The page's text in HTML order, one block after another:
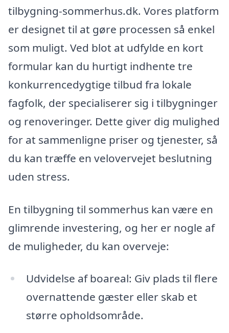
tilbygning-sommerhus.dk. Vores platform
er designet til at gøre processen så enkel
som muligt. Ved blot at udfylde en kort
formular kan du hurtigt indhente tre
konkurrencedygtige tilbud fra lokale
fagfolk, der specialiserer sig i tilbygninger
og renoveringer. Dette giver dig mulighed
for at sammenligne priser og tjenester, så
du kan træffe en velovervejet beslutning
uden stress.
En tilbygning til sommerhus kan være en
glimrende investering, og her er nogle af
de muligheder, du kan overveje:
Udvidelse af boareal: Giv plads til flere
overnattende gæster eller skab et
større opholdsområde.